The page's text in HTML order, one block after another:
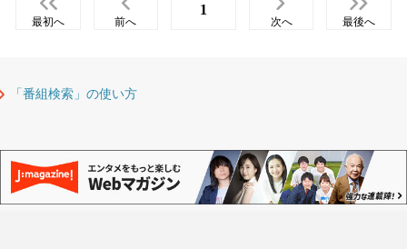
最初へ 前へ
1
次へ 最後へ
「番組検索」の使い方